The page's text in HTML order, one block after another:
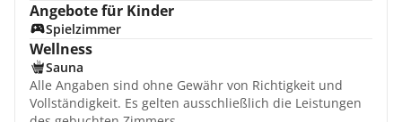
Angebote für Kinder
Spielzimmer
Wellness
Sauna
Alle Angaben sind ohne Gewähr von Richtigkeit und
Vollständigkeit. Es gelten ausschließlich die Leistungen